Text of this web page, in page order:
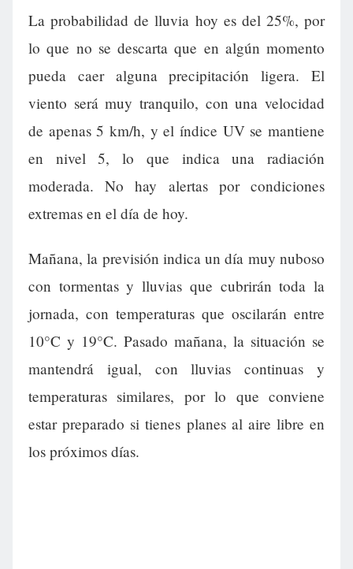
La probabilidad de lluvia hoy es del 25%, por
lo que no se descarta que en algún momento
pueda caer alguna precipitación ligera. El
viento será muy tranquilo, con una velocidad
de apenas 5 km/h, y el índice UV se mantiene
en nivel 5, lo que indica una radiación
moderada. No hay alertas por condiciones
extremas en el día de hoy.
Mañana, la previsión indica un día muy nuboso
con tormentas y lluvias que cubrirán toda la
jornada, con temperaturas que oscilarán entre
10°C y 19°C. Pasado mañana, la situación se
mantendrá igual, con lluvias continuas y
temperaturas similares, por lo que conviene
estar preparado si tienes planes al aire libre en
los próximos días.